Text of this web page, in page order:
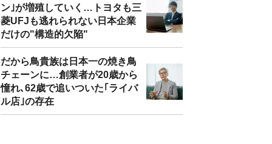
ン｣が増殖していく…トヨタも三
菱UFJも逃れられない日本企業
だけの"構造的欠陥"
だから鳥貴族は日本一の焼き鳥
チェーンに…創業者が20歳から
憧れ､62歳で追いついた｢ライバ
ル店｣の存在